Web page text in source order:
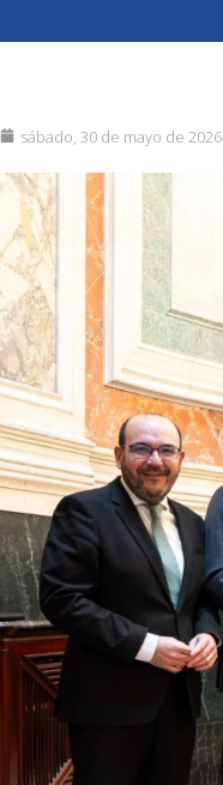
sábado, 30 de mayo de 2026